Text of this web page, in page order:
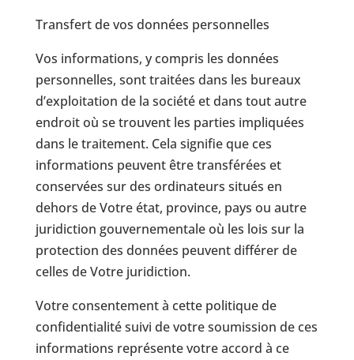
Transfert de vos données personnelles
Vos informations, y compris les données
personnelles, sont traitées dans les bureaux
d’exploitation de la société et dans tout autre
endroit où se trouvent les parties impliquées
dans le traitement. Cela signifie que ces
informations peuvent être transférées et
conservées sur des ordinateurs situés en
dehors de Votre état, province, pays ou autre
juridiction gouvernementale où les lois sur la
protection des données peuvent différer de
celles de Votre juridiction.
Votre consentement à cette politique de
confidentialité suivi de votre soumission de ces
informations représente votre accord à ce